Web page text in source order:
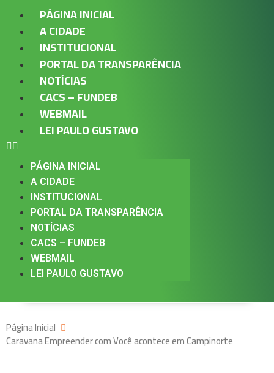
PÁGINA INICIAL
A CIDADE
INSTITUCIONAL
PORTAL DA TRANSPARÊNCIA
NOTÍCIAS
CACS – FUNDEB
WEBMAIL
LEI PAULO GUSTAVO
PÁGINA INICIAL
A CIDADE
INSTITUCIONAL
PORTAL DA TRANSPARÊNCIA
NOTÍCIAS
CACS – FUNDEB
WEBMAIL
LEI PAULO GUSTAVO
Página Inicial
Caravana Empreender com Você acontece em Campinorte